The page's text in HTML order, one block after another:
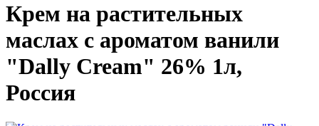
Крем на растительных
маслах с ароматом ванили
"Dally Cream" 26% 1л,
Россия